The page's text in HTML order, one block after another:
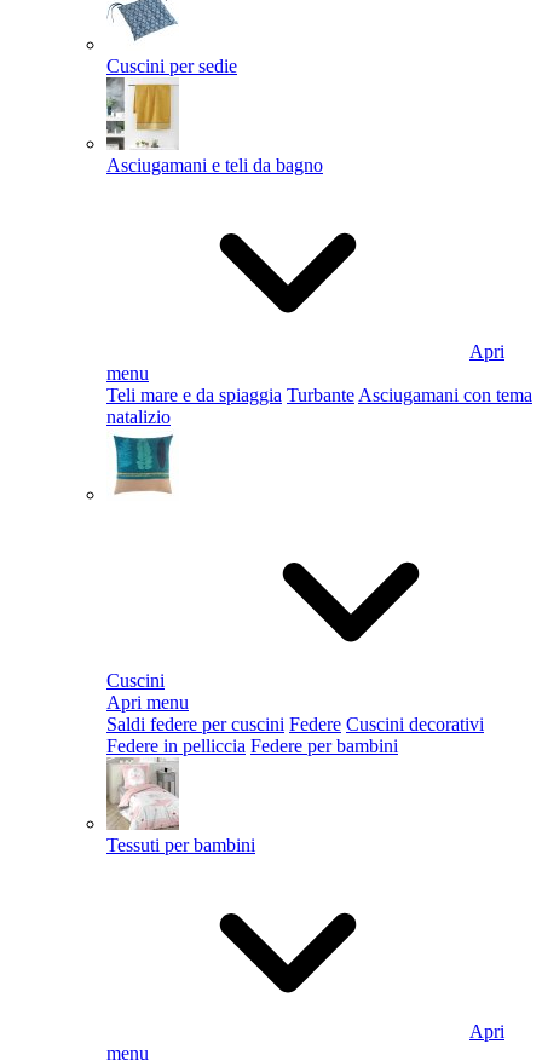
Cuscini per sedie
Asciugamani e teli da bagno
Apri
menu
Teli mare e da spiaggia Turbante Asciugamani con tema
natalizio
Cuscini
Apri menu
Saldi federe per cuscini Federe Cuscini decorativi
Federe in pelliccia Federe per bambini
Tessuti per bambini
Apri
menu